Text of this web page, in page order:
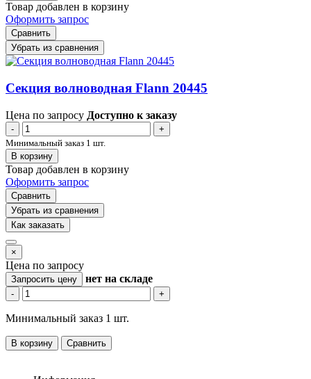
Товар добавлен в корзину
Оформить запрос
Сравнить
Убрать из сравнения
Секция волноводная Flann 20445
Цена по запросу Доступно к заказу
-
+
Минимальный заказ 1 шт.
В корзину
Товар добавлен в корзину
Оформить запрос
Сравнить
Убрать из сравнения
Как заказать
×
Цена по запросу
Запросить цену нет на складе
- +
Минимальный заказ 1 шт.
В корзину Сравнить